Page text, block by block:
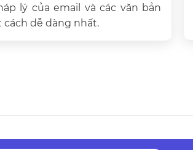
lý của email và các văn bản
dễ dàng nhất.